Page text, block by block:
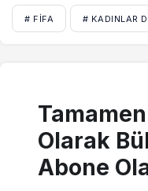
# FIFA # KADINLAR
Olarak
Abone